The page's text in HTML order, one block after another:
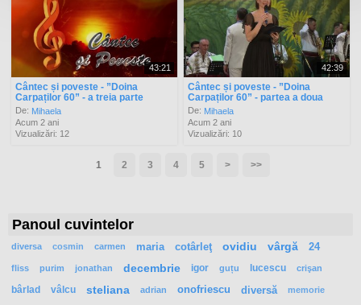
43:21
Cântec și poveste - ”Doina
Carpaților 60” - a treia parte
De: Mihaela
Acum 2 ani
Vizualizări: 12
42:39
Cântec și poveste - ”Doina
Carpaților 60” - partea a doua
De: Mihaela
Acum 2 ani
Vizualizări: 10
1 2 3 4 5 > >>
Panoul cuvintelor
diversa cosmin carmen maria cotârleţ ovidiu vârgă 24
fliss purim jonathan decembrie igor guțu lucescu crişan
bârlad vâlcu steliana adrian onofriescu diversă memorie